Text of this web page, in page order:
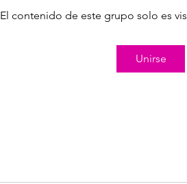
El contenido de este grupo solo es
Unirse